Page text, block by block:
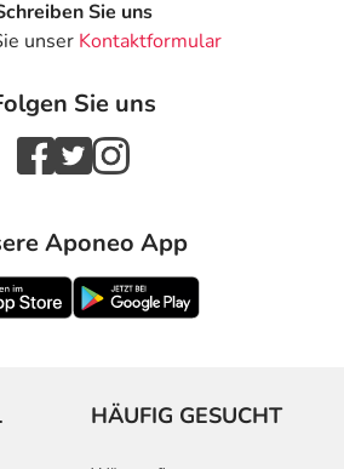
(Lipase)
im Mund
Sie uns
unser Kontaktformular
Sie uns
Aponeo App
HÄUFIG GESUCHT